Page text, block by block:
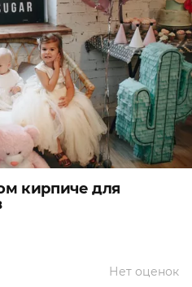
кирпиче для
Нет оценок